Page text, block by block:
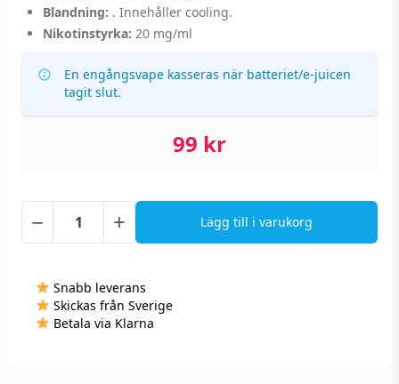
Blandning: . Innehåller cooling.
Nikotinstyrka: 20 mg/ml
En engångsvape kasseras när batteriet/e-juicen
tagit slut.
99 kr
−
Lost
-
Grape
+ Lägg till i varukorg
Snabb leverans
Skickas från Sverige
Betala via Klarna